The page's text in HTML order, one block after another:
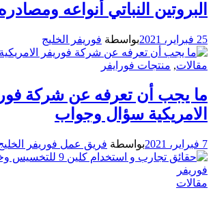
البروتين النباتي أنواعه
25 فبراير، 2021 بواسطة فوريفر الخليج
مقالات, منتجات فورايفر
ما يجب أن تعرفه عن شركة
الامريكية سؤال وجواب
7 فبراير، 2021 بواسطة فريق عمل فوريفر
مقالات